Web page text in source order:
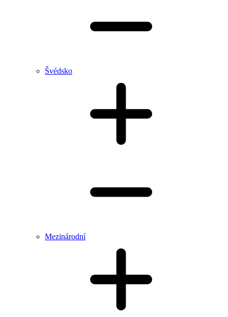
Švédsko
Mezinárodní